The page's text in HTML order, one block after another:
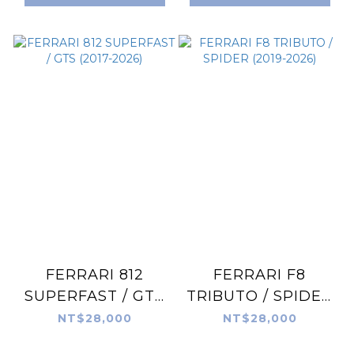
FERRARI 812
SUPERFAST / GTS
(2017-2026)
NT$28,000
FERRARI F8
TRIBUTO / SPIDER
(2019-2026)
NT$28,000